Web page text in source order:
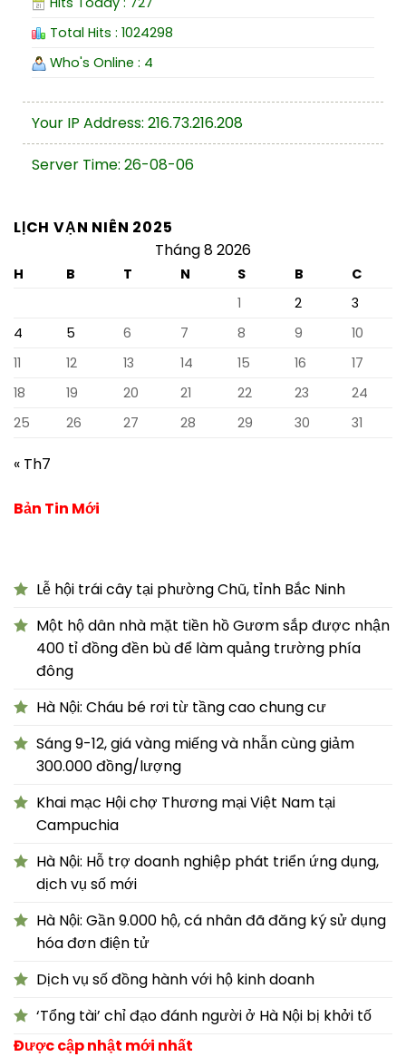
Total Hits : 1024298
Who's Online : 4
Your IP Address: 216.73.216.208
Server Time: 26-08-06
LỊCH VẠN NIÊN 2025
Tháng 8 2026
H B T N S B
C
1
2
3
4
5 6 7 8 9
10
11
12 13 14 15 16
17
18
19 20 21 22 23
24
25
26 27 28 29 30 31
« Th7
Bản Tin Mới
Lễ hội trái cây tại phường Chũ, tỉnh Bắc Ninh
Một hộ dân nhà mặt tiền hồ Gươm sắp được nhận
400 tỉ đồng đền bù để làm quảng trường phía
đông
Hà Nội: Cháu bé rơi từ tầng cao chung cư
Sáng 9-12, giá vàng miếng và nhẫn cùng giảm
300.000 đồng/lượng
Khai mạc Hội chợ Thương mại Việt Nam tại
Campuchia
Hà Nội: Hỗ trợ doanh nghiệp phát triển ứng dụng,
dịch vụ số mới
Hà Nội: Gần 9.000 hộ, cá nhân đã đăng ký sử dụng
hóa đơn điện tử
Dịch vụ số đồng hành với hộ kinh doanh
‘Tổng tài’ chỉ đạo đánh người ở Hà Nội bị khởi tố
Được cập nhật mới nhất